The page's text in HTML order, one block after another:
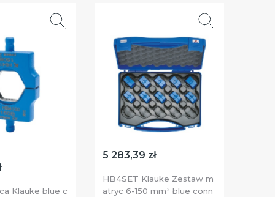
Klauke blue c
5 283,39 zł
HB4SET Klauke Zestaw m
atryc 6-150 mm² blue conn